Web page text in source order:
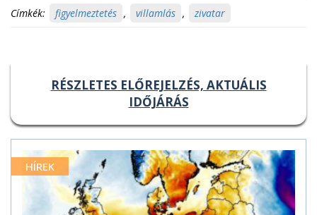
Címkék: figyelmeztetés , villamlás , zivatar
RÉSZLETES ELŐREJELZÉS, AKTUÁLIS
IDŐJÁRÁS
HÍREK